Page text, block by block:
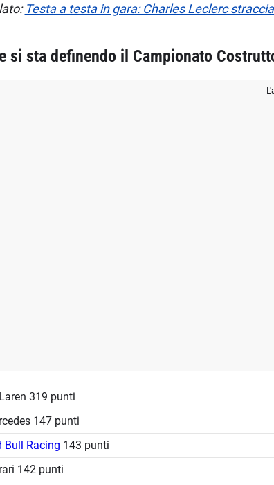
Testa a testa in gara: Charles Leclerc
si sta definendo il Campionato
319 punti
147 punti
Bull Racing 143 punti
142 punti